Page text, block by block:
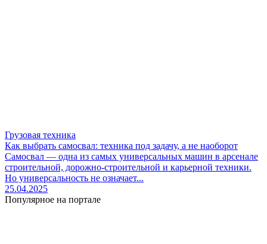
Грузовая техника
Как выбрать самосвал: техника под задачу, а не наоборот
Самосвал — одна из самых универсальных машин в арсенале
строительной, дорожно-строительной и карьерной техники.
Но универсальность не означает...
25.04.2025
Популярное на портале